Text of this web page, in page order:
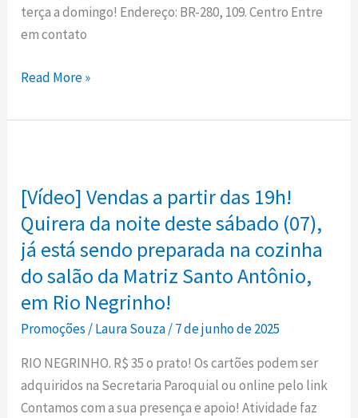
terça a domingo! Endereço: BR-280, 109. Centro Entre
em contato
Read More »
[Vídeo] Vendas a partir das 19h!
Quirera da noite deste sábado (07),
já está sendo preparada na cozinha
do salão da Matriz Santo Antônio,
em Rio Negrinho!
Promoções /Laura Souza/7 de junho de 2025
RIO NEGRINHO. R$ 35 o prato! Os cartões podem ser
adquiridos na Secretaria Paroquial ou online pelo link
Contamos com a sua presença e apoio! Atividade faz
a
partir
das
19h!
Quirera
da
noite
(07),